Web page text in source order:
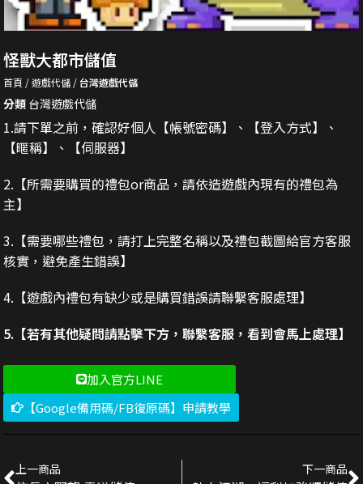
怪獸大都市儲值
首頁 遊戲代儲 台灣遊戲代儲
分類 台灣遊戲代儲
1.請下單之前，確認好個人【帳號密碼】、【登入方式】、
【暱稱】、【伺服器】
2. 【所需要購買的禮包or商品，請依造遊戲內現有的禮包為
主】
3. 【需要哪些禮包，請打上完整名稱以及禮包截圖給官方客服
核實，避免產生錯誤】
4.【遊戲內禮包有缺少或是購買錯誤請聯繫客服處理】
5.【若有其他疑問請點擊下方，聯繫客服，看到會馬上處理】
加入官方LINE
【Google備用碼/FB復原碼】申請教學
上一商品 下一商品